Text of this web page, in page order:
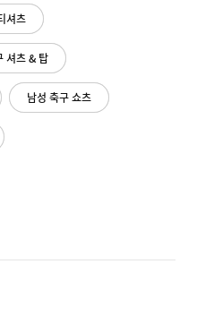
셔츠
셔츠 & 탑
남성 축구 쇼츠